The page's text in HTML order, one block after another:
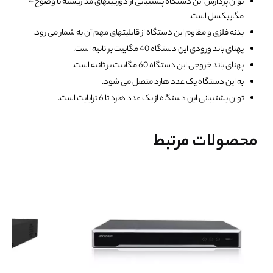
مگاپیکسل است.
بدنه فلزی و مقاوم این دستگاه از قابلیتهای مهم آن به شمار می رود.
پهنای باند ورودی این دستگاه 40 مگابیت بر ثانیه است.
پهنای باند خروجی این دستگاه 60 مگابیت بر ثانیه است.
به این دستگاه یک عدد هارد متصل می شود.
توان پشتیبانی این دستگاه از یک عدد هارد تا 6 ترابایت است.
محصولات مرتبط